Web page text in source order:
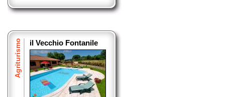
Agriturismo il Vecchio Fontanile